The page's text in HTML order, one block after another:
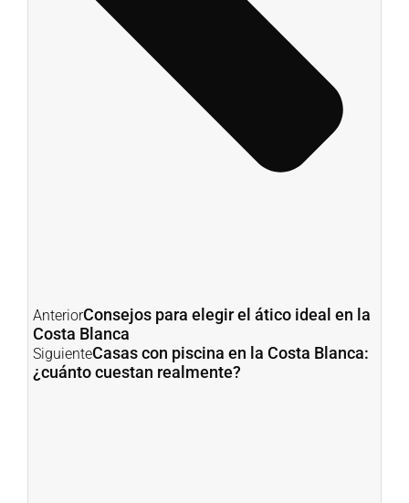
AnteriorConsejos para elegir el ático ideal en la
Costa Blanca
SiguienteCasas con piscina en la Costa Blanca:
¿cuánto cuestan realmente?